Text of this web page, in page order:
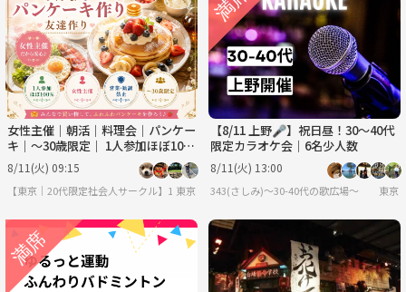
女性主催｜朝活｜料理会｜パンケー
キ｜〜30歳限定｜ 1人参加ほぼ10
0% ｜友達作り
8/11(火) 09:15
【東京｜20代限定社会人サークル】1人参加ほぼ100％｜少人数ゆる交流会
東京
【8/11 上野🎤】祝日昼！30〜40代
限定カラオケ会｜6名少人数
8/11(火) 13:00
343(さしみ)〜30-40代の歌広場〜 東京